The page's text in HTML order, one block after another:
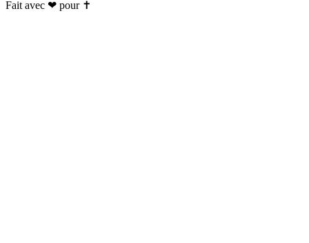
Fait avec ❤ pour ✝️️